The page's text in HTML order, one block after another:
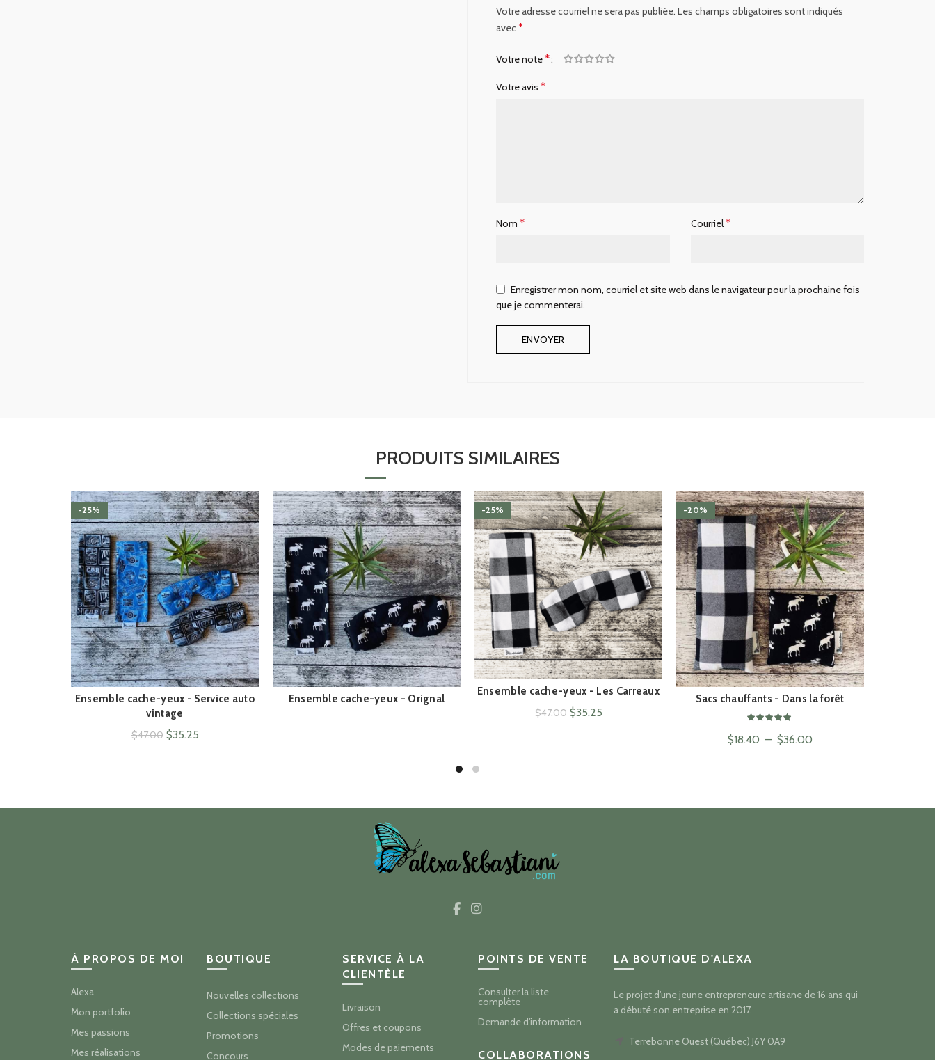
Votre adresse courriel ne sera pas publiée. Les champs obligatoires sont indiqués
avec*
Votre note*
Votre avis *
Nom * Courriel*
Enregistrer mon nom, courriel et site web dans le navigateur pour la prochaine fois
que je commenterai.
PRODUITS SIMILAIRES
-25%
ACHAT RAPIDE
Ensemble cache-yeux - Service auto
vintage
$47.00 Le
$35.25Le
ACHAT RAPIDE
Ensemble cache-yeux - Orignal
-25%
ACHAT RAPIDE
Ensemble cache-yeux - Les Carreaux
$47.00 Le
$35.25Le
-20%
ACHAT RAPIDE
Sacs chauffants - Dans la forêt
$18.40 – $36.00
à
À PROPOS DE MOI
Alexa
Mon portfolio
Mes passions
Mes réalisations
BOUTIQUE
Nouvelles collections
Collections spéciales
Promotions
Concours
SERVICE À LA
CLIENTÈLE
Livraison
Offres et coupons
Modes de paiements
POINTS DE VENTE
Consulter la liste
complète
Demande d'information
COLLABORATIONS
LA BOUTIQUE D'ALEXA
Le projet d'une jeune entrepreneure artisane de 16 ans qui
a débuté son entreprise en 2017.
Terrebonne Ouest (Québec) J6Y 0A9